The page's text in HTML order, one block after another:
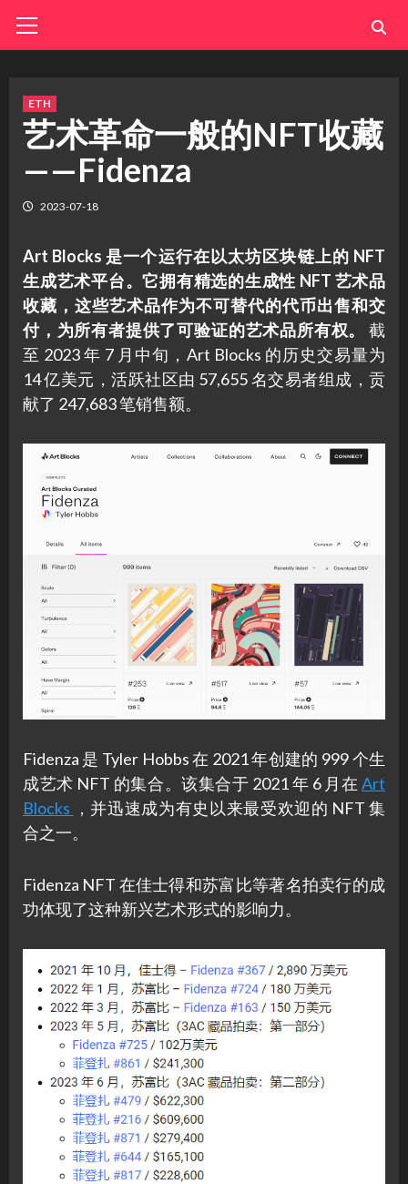
Menu
ETH
艺术革命一般的NFT收藏
——Fidenza
2023-07-18
Art Blocks 是一个运行在以太坊区块链上的 NFT
生成艺术平台。它拥有精选的生成性 NFT 艺术品
收藏，这些艺术品作为不可替代的代币出售和交
付，为所有者提供了可验证的艺术品所有权。 截
至 2023 年 7 月中旬，Art Blocks 的历史交易量为
14 亿美元，活跃社区由 57,655 名交易者组成，贡
献了 247,683 笔销售额。
Fidenza 是 Tyler Hobbs 在 2021 年创建的 999 个生
成艺术 NFT 的集合。该集合于 2021 年 6 月在 Art
Blocks ，并迅速成为有史以来最受欢迎的 NFT 集
合之一。
Fidenza NFT 在佳士得和苏富比等著名拍卖行的成
功体现了这种新兴艺术形式的影响力。